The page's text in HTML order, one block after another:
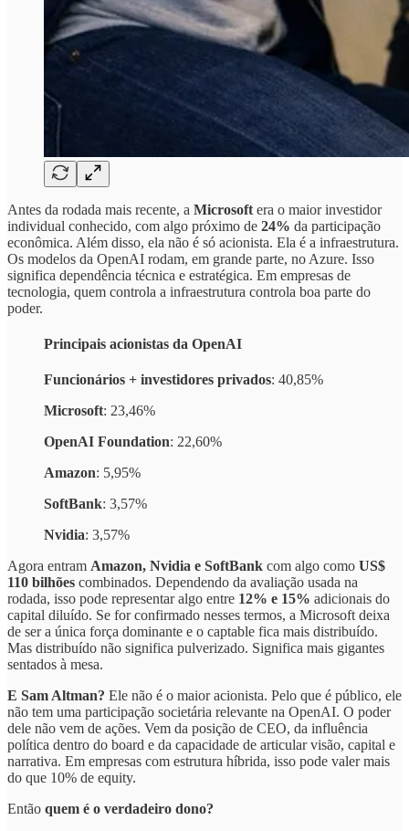
Antes da rodada mais recente, a Microsoft era o maior investidor
individual conhecido, com algo próximo de 24% da participação
econômica. Além disso, ela não é só acionista. Ela é a infraestrutura.
Os modelos da OpenAI rodam, em grande parte, no Azure. Isso
significa dependência técnica e estratégica. Em empresas de
tecnologia, quem controla a infraestrutura controla boa parte do
poder.
Principais acionistas da OpenAI
Funcionários + investidores privados: 40,85%
Microsoft: 23,46%
OpenAI Foundation: 22,60%
Amazon: 5,95%
SoftBank: 3,57%
Nvidia: 3,57%
Agora entram Amazon, Nvidia e SoftBank com algo como US$
110 bilhões combinados. Dependendo da avaliação usada na
rodada, isso pode representar algo entre 12% e 15% adicionais do
capital diluído. Se for confirmado nesses termos, a Microsoft deixa
de ser a única força dominante e o captable fica mais distribuído.
Mas distribuído não significa pulverizado. Significa mais gigantes
sentados à mesa.
E Sam Altman? Ele não é o maior acionista. Pelo que é público, ele
não tem uma participação societária relevante na OpenAI. O poder
dele não vem de ações. Vem da posição de CEO, da influência
política dentro do board e da capacidade de articular visão, capital e
narrativa. Em empresas com estrutura híbrida, isso pode valer mais
do que 10% de equity.
Então quem é o verdadeiro dono?